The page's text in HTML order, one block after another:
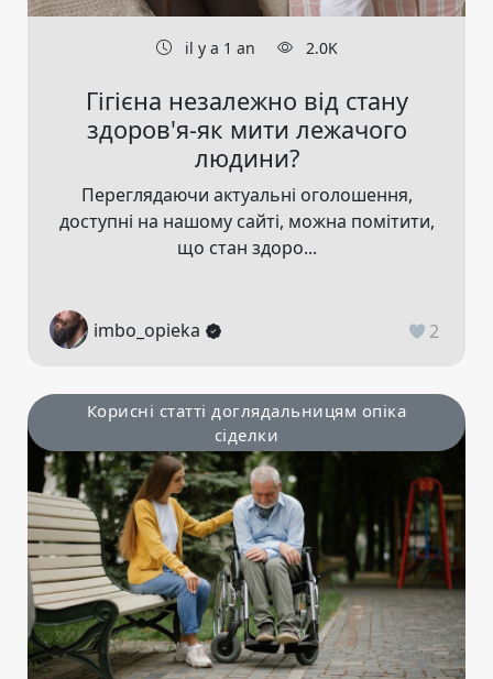
il y a 1 an 2.0K
Гігієна незалежно від стану
здоров'я-як мити лежачого
людини?
Переглядаючи актуальні оголошення,
доступні на нашому сайті, можна помітити,
що стан здоро...
imbo_opieka 2
Корисні статті доглядальницям опіка
сіделки